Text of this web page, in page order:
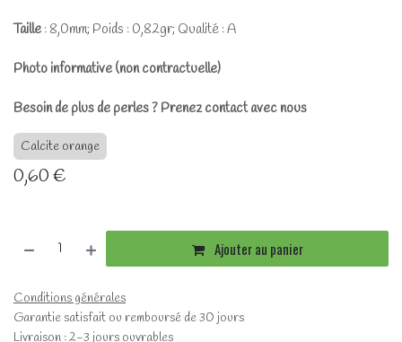
Taille : 8,0mm; Poids : 0,82gr; Qualité : A
Photo informative (non contractuelle)
Besoin de plus de perles ? Prenez contact avec nous
Calcite orange
0,60€
Ajouter au panier
Conditions générales
Garantie satisfait ou remboursé de 30 jours
Livraison : 2-3 jours ouvrables